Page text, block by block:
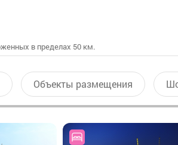
в пределах 50 км.
Объекты размещения